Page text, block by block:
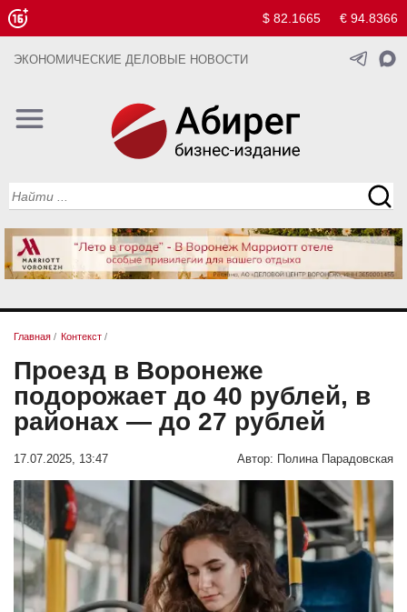
$ 82.1665 € 94.8366
ЭКОНОМИЧЕСКИЕ ДЕЛОВЫЕ НОВОСТИ
Главная / Контекст /
Проезд в Воронеже
подорожает до 40 рублей, в
районах — до 27 рублей
17.07.2025, 13:47 Автор: Полина Парадовская